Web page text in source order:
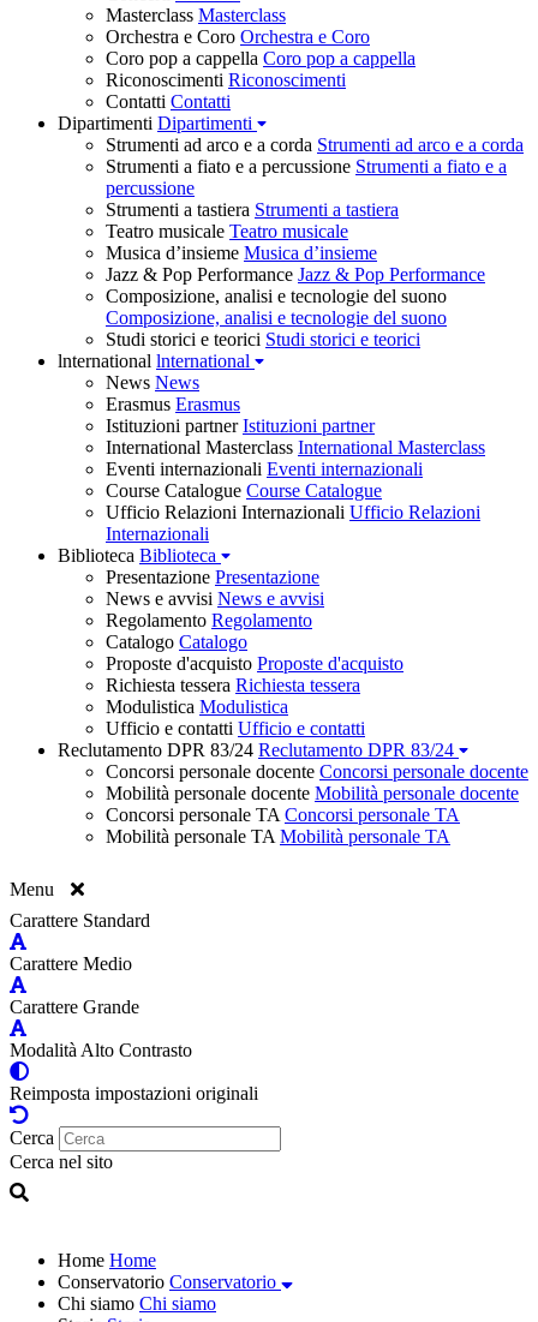
Masterclass Masterclass
Orchestra e Coro Orchestra e Coro
Coro pop a cappella Coro pop a cappella
Riconoscimenti Riconoscimenti
Contatti Contatti
Dipartimenti Dipartimenti
Strumenti ad arco e a corda Strumenti ad arco e a corda
Strumenti a fiato e a percussione Strumenti a fiato e a
percussione
Strumenti a tastiera Strumenti a tastiera
Teatro musicale Teatro musicale
Musica d’insieme Musica d’insieme
Jazz & Pop Performance Jazz & Pop Performance
Composizione, analisi e tecnologie del suono
Composizione, analisi e tecnologie del suono
Studi storici e teorici Studi storici e teorici
lnternational lnternational
News News
Erasmus Erasmus
Istituzioni partner Istituzioni partner
International Masterclass International Masterclass
Eventi internazionali Eventi internazionali
Course Catalogue Course Catalogue
Ufficio Relazioni Internazionali Ufficio Relazioni
Internazionali
Biblioteca Biblioteca
Presentazione Presentazione
News e avvisi News e avvisi
Regolamento Regolamento
Catalogo Catalogo
Proposte d'acquisto Proposte d'acquisto
Richiesta tessera Richiesta tessera
Modulistica Modulistica
Ufficio e contatti Ufficio e contatti
Reclutamento DPR 83/24 Reclutamento DPR 83/24
Concorsi personale docente Concorsi personale docente
Mobilità personale docente Mobilità personale docente
Concorsi personale TA Concorsi personale TA
Mobilità personale TA Mobilità personale TA
Menu
Carattere Standard
Carattere Medio
Carattere Grande
Modalità Alto Contrasto
Reimposta impostazioni originali
Cerca
Cerca nel sito
Home Home
Conservatorio Conservatorio
Chi siamo Chi siamo